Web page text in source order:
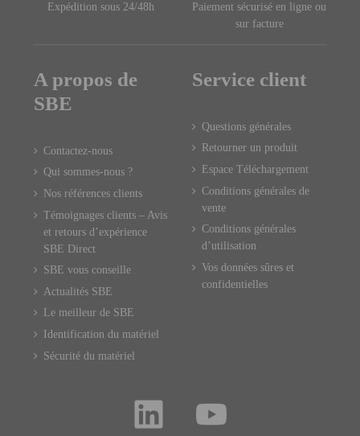
Expédition sous 24/48h
Paiement sécurisé en ligne ou
sur facture
A propos de
SBE
Contactez-nous
Qui sommes-nous ?
Nos références clients
Témoignages clients – Avis
et retours d’expérience
SBE Direct
SBE vous conseille
Actualités SBE
Le meilleur de SBE
Identification du matériel
Sécurité du matériel
Service client
Questions générales
Retourner un produit
Espace Téléchargement
Conditions générales de
vente
Conditions générales
d’utilisation
Vos données sûres et
confidentielles